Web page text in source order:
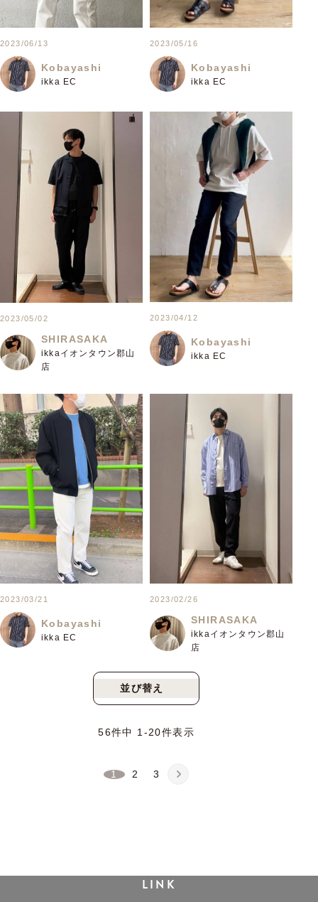
2023/06/13
Kobayashi
ikka EC
2023/05/16
Kobayashi
ikka EC
2023/05/02
SHIRASAKA
ikkaイオンタウン郡山
店
2023/04/12
Kobayashi
ikka EC
2023/03/21
Kobayashi
ikka EC
2023/02/26
SHIRASAKA
ikkaイオンタウン郡山
店
並び替え
56件中 1-20件表示
1 2 3
LINK